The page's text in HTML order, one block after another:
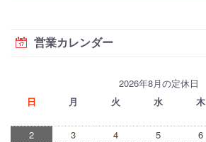
営業カレンダー
2026年8月の定休日
日
月 火 水 木
2
3 4 5 6